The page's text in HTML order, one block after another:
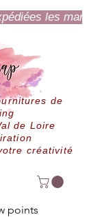
les
de
de Loire
créativité
points